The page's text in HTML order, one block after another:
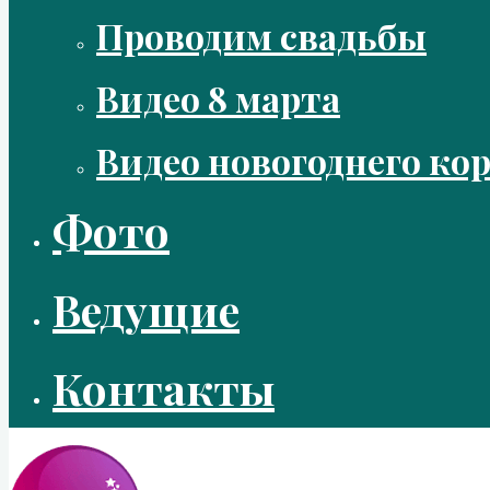
Проводим свадьбы
Видео 8 марта
Видео новогоднего
Фото
Ведущие
Контакты